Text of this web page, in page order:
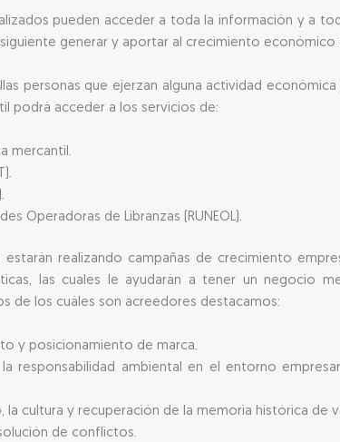
pueden acceder a toda la información y a
generar y aportar al crecimiento económico
personas que ejerzan alguna actividad
podrá acceder a los servicios de:
mercantil.
Operadoras de Libranzas (RUNEOL).
realizando campañas de crecimiento
las cuales le ayudarán a tener un negocio
de los cuáles son acreedores destacamos:
y posicionamiento de marca.
responsabilidad ambiental en el entorno
la cultura y recuperación de la memoria histórica de
de conflictos.